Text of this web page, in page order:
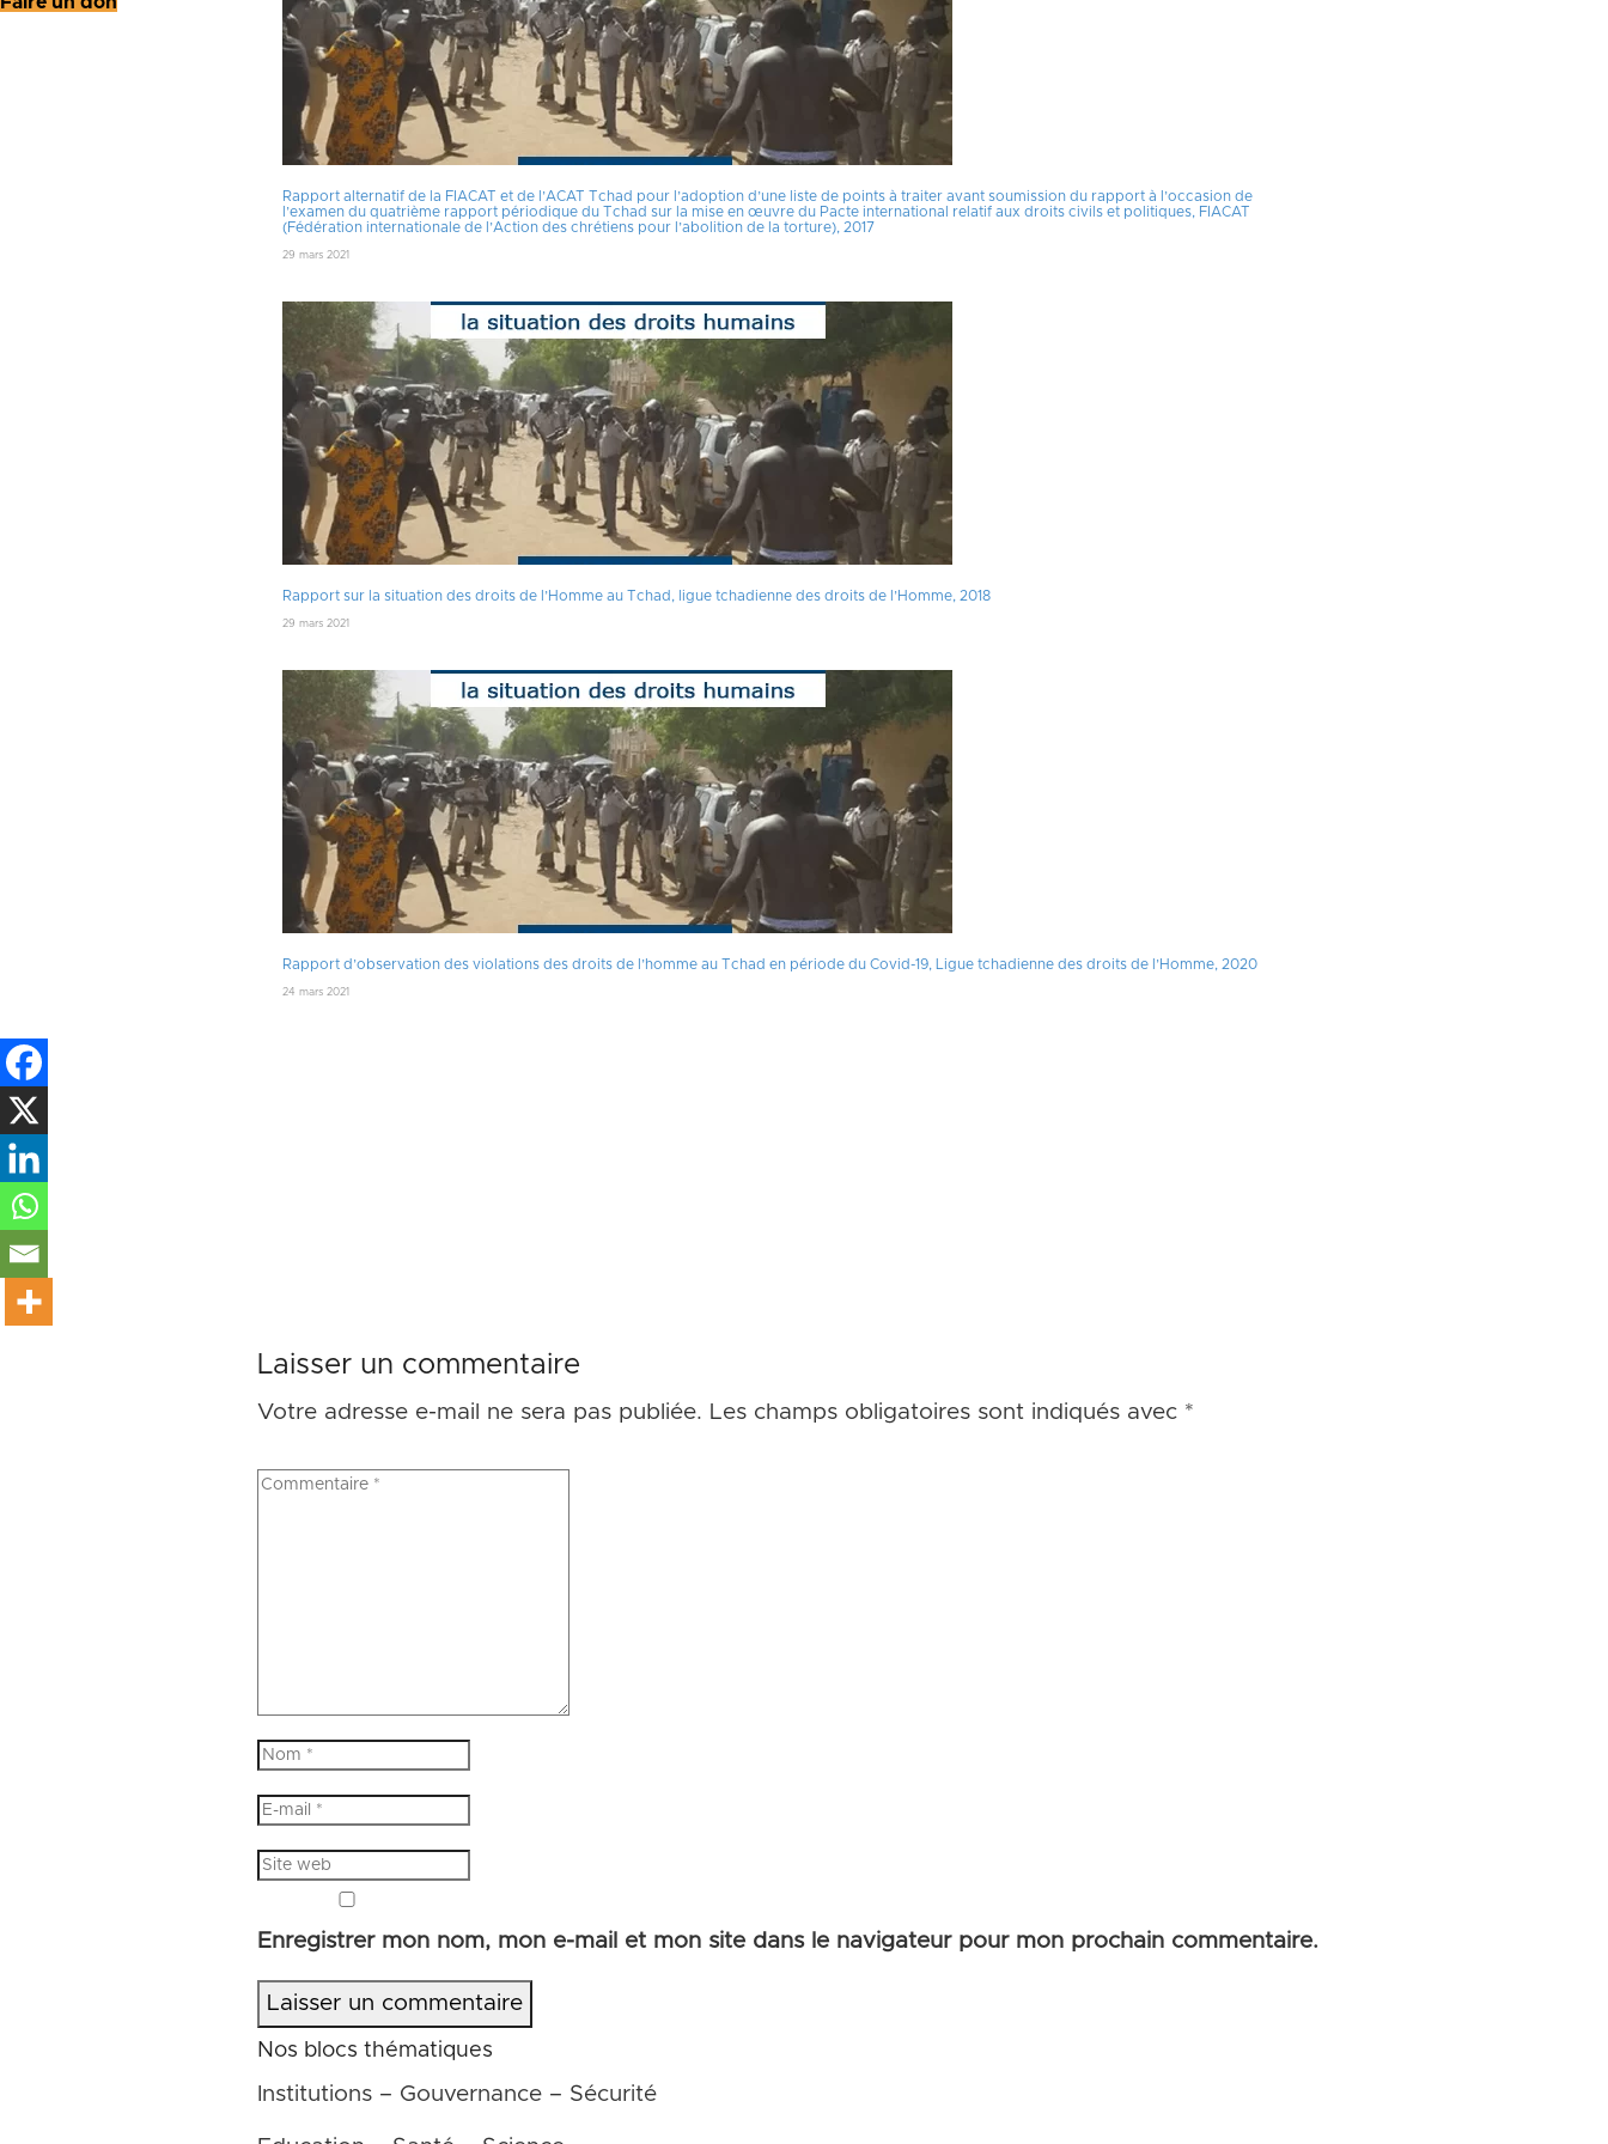
Rapport alternatif de la FIACAT et de l’ACAT Tchad pour l’adoption d’une liste de points à traiter avant soumission du rapport à l’occasion de
l’examen du quatrième rapport périodique du Tchad sur la mise en œuvre du Pacte international relatif aux droits civils et politiques, FIACAT
(Fédération internationale de l’Action des chrétiens pour l’abolition de la torture), 2017
29 mars 2021
Rapport sur la situation des droits de l’Homme au Tchad, ligue tchadienne des droits de l’Homme, 2018
29 mars 2021
Rapport d’observation des violations des droits de l’homme au Tchad en période du Covid-19, Ligue tchadienne des droits de l’Homme, 2020
24 mars 2021
Laisser un commentaire
Votre adresse e-mail ne sera pas publiée. Les champs obligatoires sont indiqués avec *
Enregistrer mon nom, mon e-mail et mon site dans le navigateur pour mon prochain commentaire.
Laisser un commentaire
Nos blocs thématiques
Institutions – Gouvernance – Sécurité